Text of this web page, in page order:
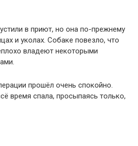
в приют, но она по-прежнему
и уколах. Собаке повезло, что
владеют некоторыми
прошёл очень спокойно.
время спала, просыпаясь только,